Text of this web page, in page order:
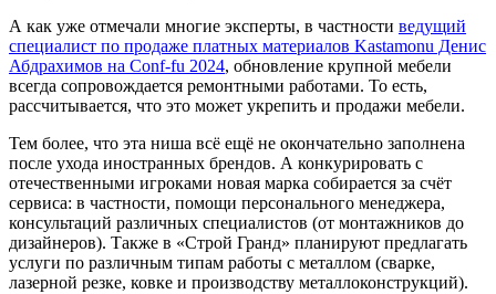
А как уже отмечали многие эксперты, в частности ведущий
специалист по продаже платных материалов Kastamonu Денис
Абдрахимов на Conf-fu 2024, обновление крупной мебели
всегда сопровождается ремонтными работами. То есть,
рассчитывается, что это может укрепить и продажи мебели.
Тем более, что эта ниша всё ещё не окончательно заполнена
после ухода иностранных брендов. А конкурировать с
отечественными игроками новая марка собирается за счёт
сервиса: в частности, помощи персонального менеджера,
консультаций различных специалистов (от монтажников до
дизайнеров). Также в «Строй Гранд» планируют предлагать
услуги по различным типам работы с металлом (сварке,
лазерной резке, ковке и производству металлоконструкций).